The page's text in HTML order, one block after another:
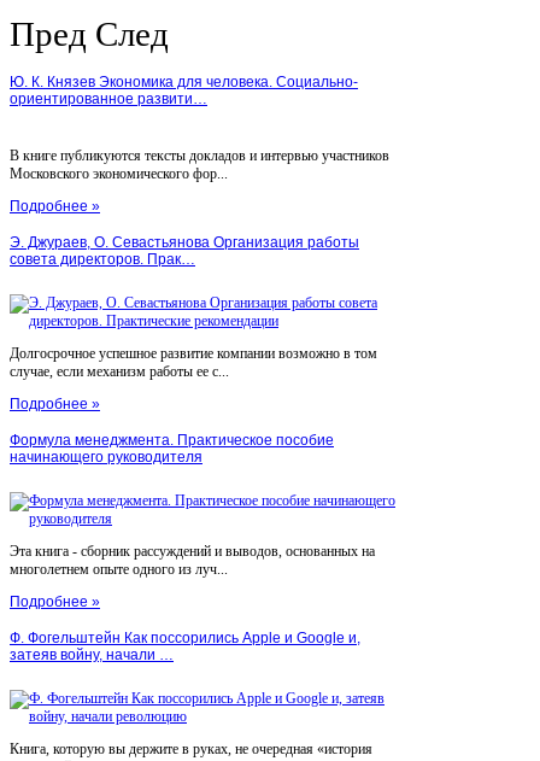
Пред След
Ю. К. Князев Экономика для человека. Социально-
ориентированное развити…
В книге публикуются тексты докладов и интервью участников
Московского экономического фор...
Подробнее »
Э. Джураев, О. Севастьянова Организация работы
совета директоров. Прак…
Долгосрочное успешное развитие компании возможно в том
случае, если механизм работы ее с...
Подробнее »
Формула менеджмента. Практическое пособие
начинающего руководителя
Эта книга - сборник рассуждений и выводов, основанных на
многолетнем опыте одного из луч...
Подробнее »
Ф. Фогельштейн Как поссорились Apple и Google и,
затеяв войну, начали …
Книга, которую вы держите в руках, не очередная «история